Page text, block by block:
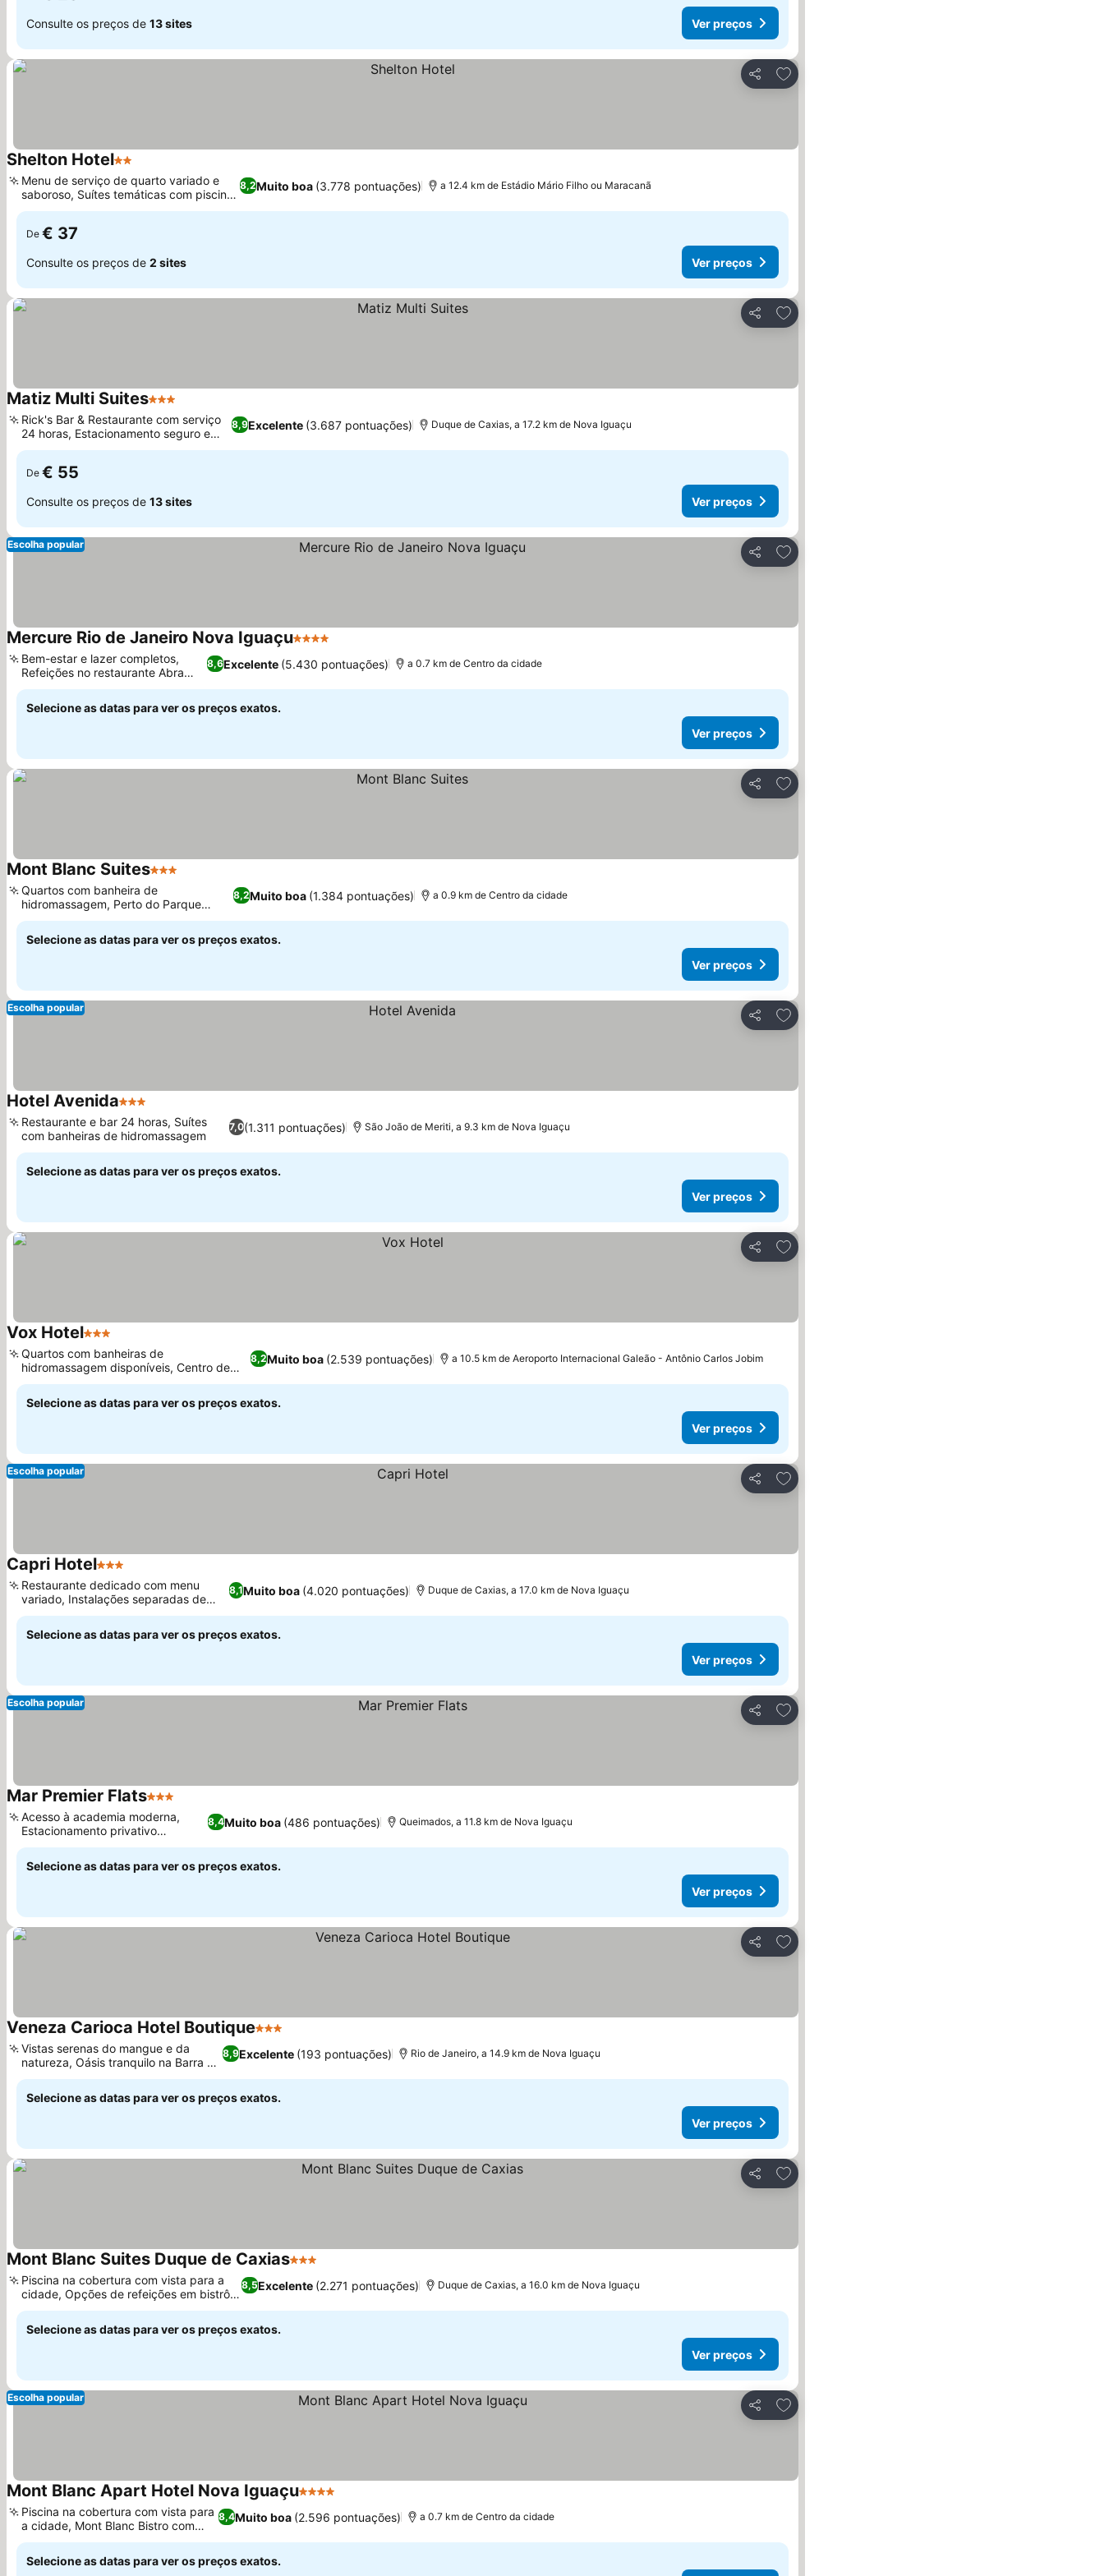
Consulte os preços de 13 sites Ver preços
Partilhar
Adicionar aos favoritos
Shelton Hotel2 Estrelas
8,2Muito boa (3.778 pontuações)
Menu de serviço de quarto variado e
saboroso, Suítes temáticas com piscinas
privativas
a 12.4 km de Estádio Mário Filho ou Maracanã
De € 37
Consulte os preços de 2 sites Ver preços
Partilhar
Adicionar aos favoritos
Matiz Multi Suites3 Estrelas
8,9Excelente (3.687 pontuações)
Rick's Bar & Restaurante com serviço
24 horas, Estacionamento seguro e
espaçoso
Duque de Caxias, a 17.2 km de Nova Iguaçu
De € 55
Consulte os preços de 13 sites Ver preços
Partilhar
Adicionar aos favoritos
Escolha popular
Mercure Rio de Janeiro Nova Iguaçu4 Estrelas
8,6Excelente (5.430 pontuações)
Bem-estar e lazer completos,
Refeições no restaurante Abra
Gourmet
a 0.7 km de Centro da cidade
Selecione as datas para ver os preços exatos.
Ver preços
Partilhar
Adicionar aos favoritos
Mont Blanc Suites3 Estrelas
8,2Muito boa (1.384 pontuações)
Quartos com banheira de
hidromassagem, Perto do Parque
Natural de Nova Iguaçu
a 0.9 km de Centro da cidade
Selecione as datas para ver os preços exatos.
Ver preços
Partilhar
Adicionar aos favoritos
Escolha popular
Hotel Avenida3 Estrelas
7,0(1.311 pontuações)
Restaurante e bar 24 horas, Suítes
com banheiras de hidromassagem
São João de Meriti, a 9.3 km de Nova Iguaçu
Selecione as datas para ver os preços exatos.
Ver preços
Partilhar
Adicionar aos favoritos
Vox Hotel3 Estrelas
8,2Muito boa (2.539 pontuações)
Quartos com banheiras de
hidromassagem disponíveis, Centro de
negócios e receção 24 horas
a 10.5 km de Aeroporto Internacional Galeão - Antônio Carlos Jobim
Selecione as datas para ver os preços exatos.
Ver preços
Partilhar
Adicionar aos favoritos
Escolha popular
Capri Hotel3 Estrelas
8,1Muito boa (4.020 pontuações)
Restaurante dedicado com menu
variado, Instalações separadas de
hotel e motel
Duque de Caxias, a 17.0 km de Nova Iguaçu
Selecione as datas para ver os preços exatos.
Ver preços
Partilhar
Adicionar aos favoritos
Escolha popular
Mar Premier Flats3 Estrelas
8,4Muito boa (486 pontuações)
Acesso à academia moderna,
Estacionamento privativo
conveniente
Queimados, a 11.8 km de Nova Iguaçu
Selecione as datas para ver os preços exatos.
Ver preços
Partilhar
Adicionar aos favoritos
Veneza Carioca Hotel Boutique3 Estrelas
8,9Excelente (193 pontuações)
Vistas serenas do mangue e da
natureza, Oásis tranquilo na Barra da
Tijuca
Rio de Janeiro, a 14.9 km de Nova Iguaçu
Selecione as datas para ver os preços exatos.
Ver preços
Partilhar
Adicionar aos favoritos
Mont Blanc Suites Duque de Caxias3 Estrelas
8,5Excelente (2.271 pontuações)
Piscina na cobertura com vista para a
cidade, Opções de refeições em bistrô e
cafeteria
Duque de Caxias, a 16.0 km de Nova Iguaçu
Selecione as datas para ver os preços exatos.
Ver preços
Partilhar
Adicionar aos favoritos
Escolha popular
Mont Blanc Apart Hotel Nova Iguaçu4 Estrelas
8,4Muito boa (2.596 pontuações)
Piscina na cobertura com vista para
a cidade, Mont Blanc Bistro com
adega
a 0.7 km de Centro da cidade
Selecione as datas para ver os preços exatos.